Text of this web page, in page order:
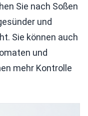
Sie nach Soßen
und
Sie können auch
und
mehr Kontrolle